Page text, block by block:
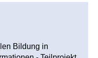
Bildung in